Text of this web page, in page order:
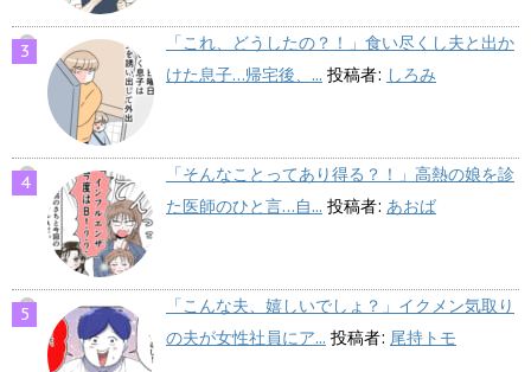
「これ、どうしたの？！」食い尽くし夫と出か
けた息子…帰宅後、... 投稿者: しろみ
「そんなことってあり得る？！」高熱の娘を診
た医師のひと言…自... 投稿者: あおば
「こんな夫、嬉しいでしょ？」イクメン気取り
の夫が女性社員にア... 投稿者: 尾持トモ